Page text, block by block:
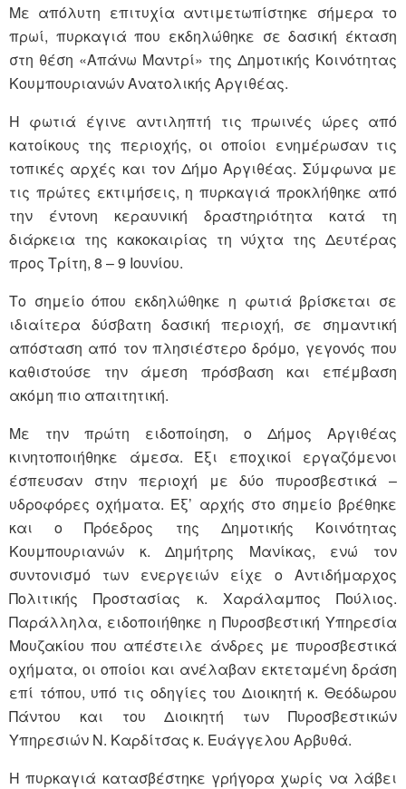
Με απόλυτη επιτυχία αντιμετωπίστηκε σήμερα το
πρωί, πυρκαγιά που εκδηλώθηκε σε δασική έκταση
στη θέση «Απάνω Μαντρί» της Δημοτικής Κοινότητας
Κουμπουριανών Ανατολικής Αργιθέας.
Η φωτιά έγινε αντιληπτή τις πρωινές ώρες από
κατοίκους της περιοχής, οι οποίοι ενημέρωσαν τις
τοπικές αρχές και τον Δήμο Αργιθέας. Σύμφωνα με
τις πρώτες εκτιμήσεις, η πυρκαγιά προκλήθηκε από
την έντονη κεραυνική δραστηριότητα κατά τη
διάρκεια της κακοκαιρίας τη νύχτα της Δευτέρας
προς Τρίτη, 8 – 9 Ιουνίου.
Το σημείο όπου εκδηλώθηκε η φωτιά βρίσκεται σε
ιδιαίτερα δύσβατη δασική περιοχή, σε σημαντική
απόσταση από τον πλησιέστερο δρόμο, γεγονός που
καθιστούσε την άμεση πρόσβαση και επέμβαση
ακόμη πιο απαιτητική.
Με την πρώτη ειδοποίηση, ο Δήμος Αργιθέας
κινητοποιήθηκε άμεσα. Έξι εποχικοί εργαζόμενοι
έσπευσαν στην περιοχή με δύο πυροσβεστικά –
υδροφόρες οχήματα. Εξ’ αρχής στο σημείο βρέθηκε
και ο Πρόεδρος της Δημοτικής Κοινότητας
Κουμπουριανών κ. Δημήτρης Μανίκας, ενώ τον
συντονισμό των ενεργειών είχε ο Αντιδήμαρχος
Πολιτικής Προστασίας κ. Χαράλαμπος Πούλιος.
Παράλληλα, ειδοποιήθηκε η Πυροσβεστική Υπηρεσία
Μουζακίου που απέστειλε άνδρες με πυροσβεστικά
οχήματα, οι οποίοι και ανέλαβαν εκτεταμένη δράση
επί τόπου, υπό τις οδηγίες του Διοικητή κ. Θεόδωρου
Πάντου και του Διοικητή των Πυροσβεστικών
Υπηρεσιών Ν. Καρδίτσας κ. Ευάγγελου Αρβυθά.
Η πυρκαγιά κατασβέστηκε γρήγορα χωρίς να λάβει